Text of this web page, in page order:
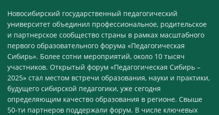
Новосибирский государственный педагогический
университет объединил профессиональное, родительское
и партнерское сообщество страны в рамках масштабного
первого образовательного форума «Педагогическая
Сибирь». Более сотни мероприятий, около 10 тысяч
участников. Открытый форум «Педагогическая Сибирь –
2025» стал местом встречи образования, науки и практики,
будущего сибирской педагогики, уже сегодня
определяющим качество образования в регионе. Свыше
50-ти партнеров поддержали форум. В числе ключевых